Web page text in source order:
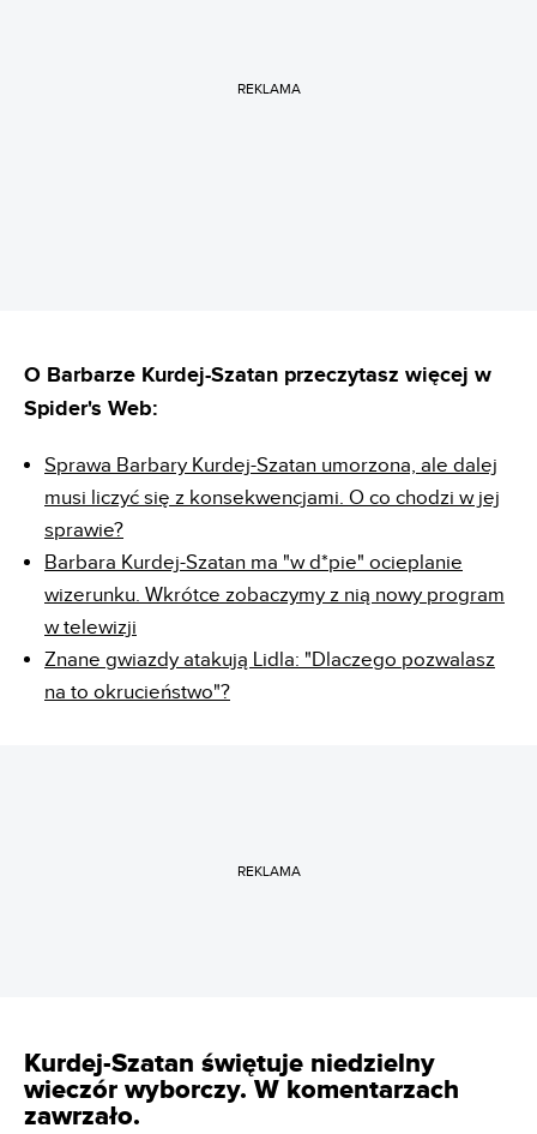
REKLAMA
O Barbarze Kurdej-Szatan przeczytasz więcej w
Spider's Web:
Sprawa Barbary Kurdej-Szatan umorzona, ale dalej
musi liczyć się z konsekwencjami. O co chodzi w jej
sprawie?
Barbara Kurdej-Szatan ma "w d*pie" ocieplanie
wizerunku. Wkrótce zobaczymy z nią nowy program
w telewizji
Znane gwiazdy atakują Lidla: "Dlaczego pozwalasz
na to okrucieństwo"?
REKLAMA
Kurdej-Szatan świętuje niedzielny
wieczór wyborczy. W komentarzach
zawrzało.